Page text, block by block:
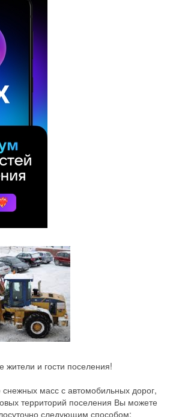
жители и гости поселения!
масс с автомобильных дорог,
территорий поселения Вы можете
следующим способом: